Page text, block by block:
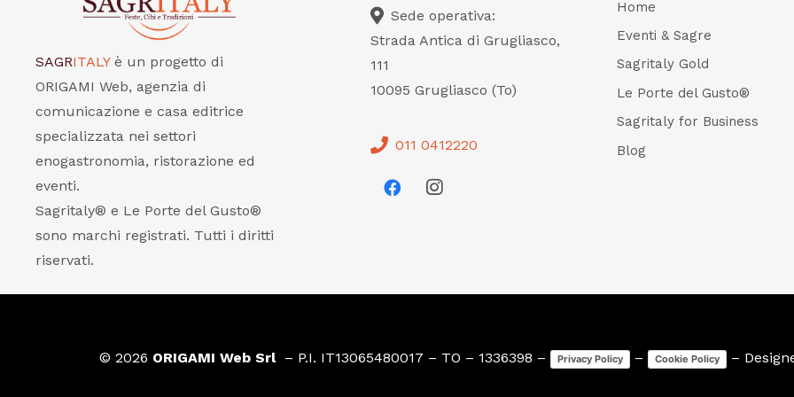
SAGRITALY è un progetto di
ORIGAMI Web, agenzia di
comunicazione e casa editrice
specializzata nei settori
enogastronomia, ristorazione ed
eventi.
Sagritaly® e Le Porte del Gusto®
sono marchi registrati. Tutti i diritti
riservati.
Sede operativa:
Strada Antica di Grugliasco,
111
10095 Grugliasco (To)
011 0412220
Home
Eventi & Sagre
Sagritaly Gold
Le Porte del Gusto®
Sagritaly for Business
Blog
© 2026 ORIGAMI Web Srl– P.I. IT13065480017 – TO – 1336398 – Privacy Policy – Cookie Policy –